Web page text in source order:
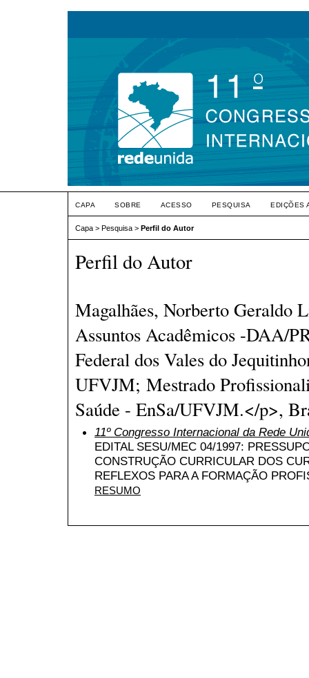
CAPA SOBRE ACESSO PESQUISA EDIÇÕES
Capa > Pesquisa > Perfil do Autor
Perfil do Autor
Magalhães, Norberto Geraldo
Assuntos Acadêmicos -DAA/
Federal dos Vales do
UFVJM; Mestrado
Saúde - EnSa/UFVJM.</p>,
11º Congresso Internacional da Rede
EDITAL SESU/MEC 04/1997:
CONSTRUÇÃO CURRICULAR DOS
REFLEXOS PARA A FORMAÇÃO
RESUMO